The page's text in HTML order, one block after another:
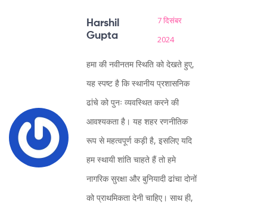
Harshil
Gupta
7 दिसंबर
2024
हमा की नवीनतम स्थिति को देखते हुए,
यह स्पष्ट है कि स्थानीय प्रशासनिक
ढांचे को पुनः व्यवस्थित करने की
आवश्यकता है। यह शहर रणनीतिक
रूप से महत्वपूर्ण कड़ी है, इसलिए यदि
हम स्थायी शांति चाहते हैं तो हमे
नागरिक सुरक्षा और बुनियादी ढांचा दोनों
को प्राथमिकता देनी चाहिए। साथ ही,